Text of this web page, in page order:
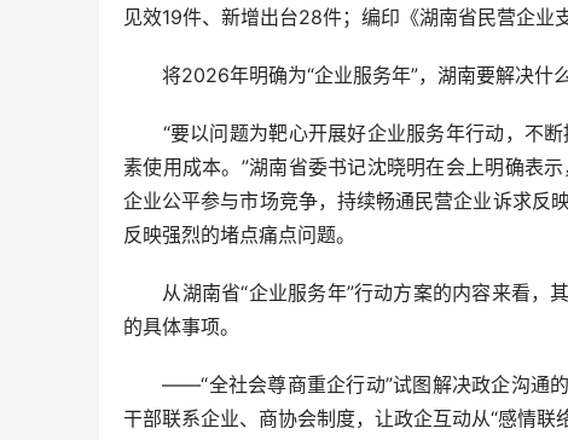
见效19件、新增出台28件；编印《湖南省民营企业
将2026年明确为“企业服务年”，湖南要解决什么
“要以问题为靶心开展好企业服务年行动，不断
素使用成本。”湖南省委书记沈晓明在会上明确表
企业公平参与市场竞争，持续畅通民营企业诉求反
反映强烈的堵点痛点问题。
从湖南省“企业服务年”行动方案的内容来看，其
的具体事项。
——“全社会尊商重企行动”试图解决政企沟通的
干部联系企业、商协会制度，让政企互动从“感情联络